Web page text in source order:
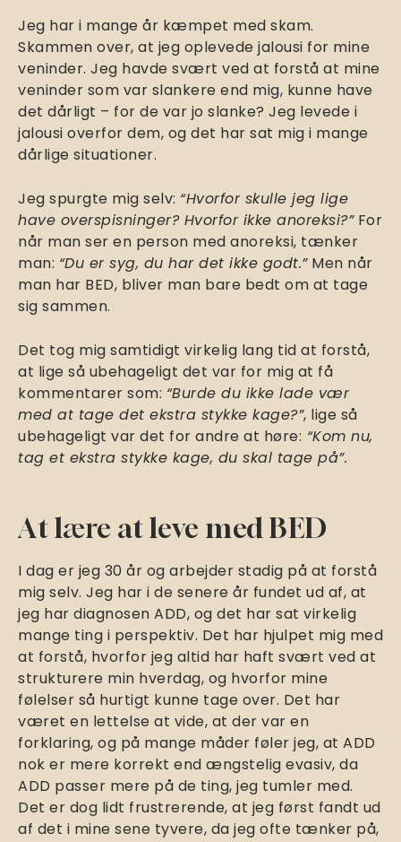
Jeg har i mange år kæmpet med skam.
Skammen over, at jeg oplevede jalousi for mine
veninder. Jeg havde svært ved at forstå at mine
veninder som var slankere end mig, kunne have
det dårligt – for de var jo slanke? Jeg levede i
jalousi overfor dem, og det har sat mig i mange
dårlige situationer.
Jeg spurgte mig selv: “Hvorfor skulle jeg lige
have overspisninger? Hvorfor ikke anoreksi?”For
når man ser en person med anoreksi, tænker
man: “Du er syg, du har det ikke godt.”Men når
man har BED, bliver man bare bedt om at tage
sig sammen.
Det tog mig samtidigt virkelig lang tid at forstå,
at lige så ubehageligt det var for mig at få
kommentarer som: “Burde du ikke lade vær
med at tage det ekstra stykke kage?”, lige så
ubehageligt var det for andre at høre: “Kom nu,
tag et ekstra stykke kage, du skal tage på”.
At lære at leve med BED
I dag er jeg 30 år og arbejder stadig på at forstå
mig selv. Jeg har i de senere år fundet ud af, at
jeg har diagnosen ADD, og det har sat virkelig
mange ting i perspektiv. Det har hjulpet mig med
at forstå, hvorfor jeg altid har haft svært ved at
strukturere min hverdag, og hvorfor mine
følelser så hurtigt kunne tage over. Det har
været en lettelse at vide, at der var en
forklaring, og på mange måder føler jeg, at ADD
nok er mere korrekt end ængstelig evasiv, da
ADD passer mere på de ting, jeg tumler med.
Det er dog lidt frustrerende, at jeg først fandt ud
af det i mine sene tyvere, da jeg ofte tænker på,